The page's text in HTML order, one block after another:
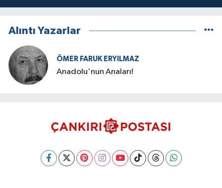
Alıntı Yazarlar
ÖMER FARUK ERYILMAZ
Anadolu'nun Anaları!